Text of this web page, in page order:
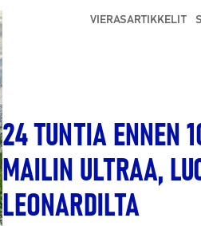
VIERASARTIKKELIT
24 TUNTIA ENNEN
MAILIN ULTRAA,
LEONARDILTA